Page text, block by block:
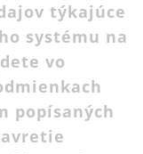
týkajúce
systému na
vo
popísaných